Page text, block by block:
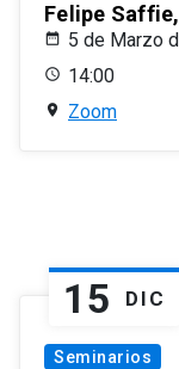
Felipe
5 de Marzo
14:00
Zoom
15 DIC
Seminarios